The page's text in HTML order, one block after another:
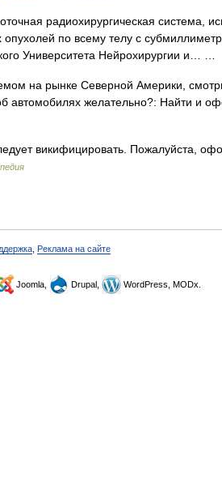
радиохирургическая система,
по всему телу с
Университета Нейрохирургии и… …
на рынке Северной Америки,
автомобилях желательно?: Найти и
викифицировать. Пожалуйста,
Реклама на сайте
Joomla, Drupal, WordPress, MODx.